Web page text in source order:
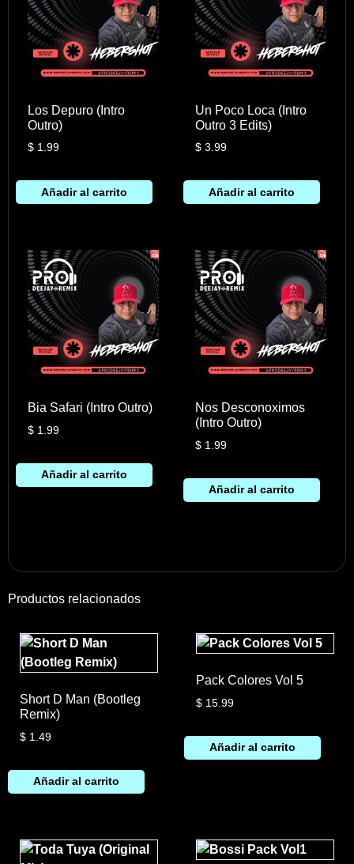
Los Depuro (Intro
Outro)
$1.99
Añadir al carrito
Un Poco Loca (Intro
Outro 3 Edits)
$ 3.99
Añadir al carrito
Bia Safari (Intro Outro)
$1.99
Añadir al carrito
Nos Desconoximos
(Intro Outro)
$ 1.99
Añadir al carrito
Productos relacionados
Short D Man (Bootleg
Remix)
$ 1.49
Añadir al carrito
Pack Colores Vol 5
$15.99
Añadir al carrito